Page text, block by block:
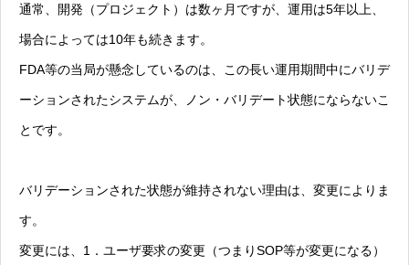
通常、開発（プロジェクト）は数ヶ月ですが、運用は5年以上、
場合によっては10年も続きます。
FDA等の当局が懸念しているのは、この長い運用期間中にバリデ
ーションされたシステムが、ノン・バリデート状態にならないこ
とです。
バリデーションされた状態が維持されない理由は、変更によりま
す。
変更には、1．ユーザ要求の変更（つまりSOP等が変更になる）